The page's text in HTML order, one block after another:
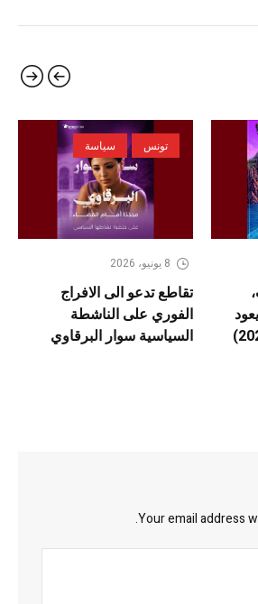
تونس سياسة
8 يونيو، 2026
تقاطع تدعو الى الافراج
الفوري على الناشطة
السياسية سوار البرقاوي
Your email address